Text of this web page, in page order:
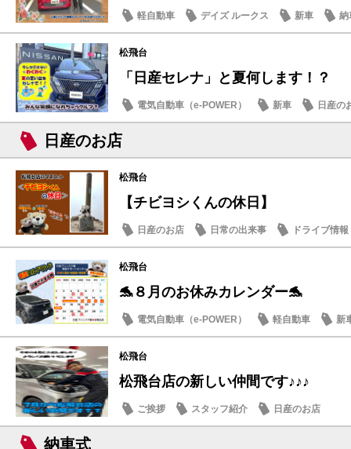
軽自動車 デイズ ルークス 新車 納
松飛台
「日産セレナ」と夏何します！？
電気自動車（e-POWER） 新車 日産の
日産のお店
松飛台
【チビヨシくんの休日】
日産のお店 日常の出来事 ドライブ情報
松飛台
🐬８月のお休みカレンダー🐬
電気自動車（e-POWER） 軽自動車
新
日産のお店
松飛台
松飛台店の新しい仲間です♪♪♪
ご挨拶 スタッフ紹介 日産のお店
納車式